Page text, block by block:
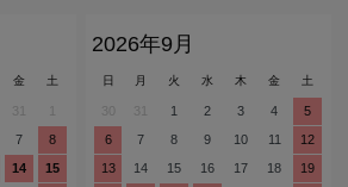
金 土
31
7
8
14
15
2026年9月
日 月 火 水 木 金 土
30 31 1 2 3 4
5
6
7 8 9 10 11
12
13
14 15 16 17 18
19